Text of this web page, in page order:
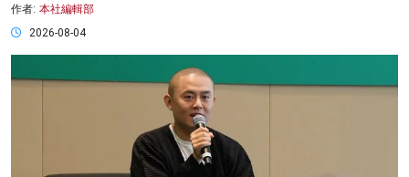
作者: 本社編輯部
2026-08-04